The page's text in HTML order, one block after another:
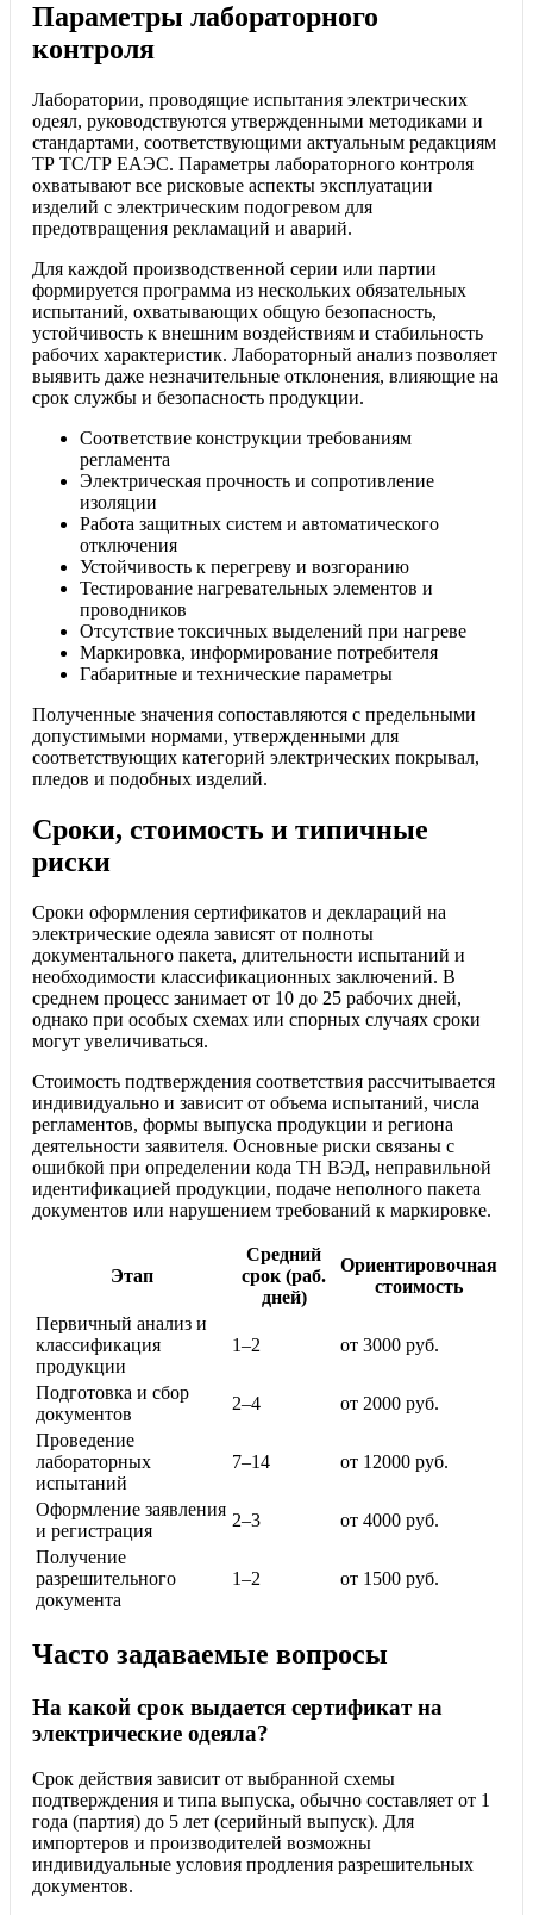
Параметры лабораторного
контроля
Лаборатории, проводящие испытания электрических
одеял, руководствуются утвержденными методиками и
стандартами, соответствующими актуальным редакциям
ТР ТС/ТР ЕАЭС. Параметры лабораторного контроля
охватывают все рисковые аспекты эксплуатации
изделий с электрическим подогревом для
предотвращения рекламаций и аварий.
Для каждой производственной серии или партии
формируется программа из нескольких обязательных
испытаний, охватывающих общую безопасность,
устойчивость к внешним воздействиям и стабильность
рабочих характеристик. Лабораторный анализ позволяет
выявить даже незначительные отклонения, влияющие на
срок службы и безопасность продукции.
Соответствие конструкции требованиям
регламента
Электрическая прочность и сопротивление
изоляции
Работа защитных систем и автоматического
отключения
Устойчивость к перегреву и возгоранию
Тестирование нагревательных элементов и
проводников
Отсутствие токсичных выделений при нагреве
Маркировка, информирование потребителя
Габаритные и технические параметры
Полученные значения сопоставляются с предельными
допустимыми нормами, утвержденными для
соответствующих категорий электрических покрывал,
пледов и подобных изделий.
Сроки, стоимость и типичные
риски
Сроки оформления сертификатов и деклараций на
электрические одеяла зависят от полноты
документального пакета, длительности испытаний и
необходимости классификационных заключений. В
среднем процесс занимает от 10 до 25 рабочих дней,
однако при особых схемах или спорных случаях сроки
могут увеличиваться.
Стоимость подтверждения соответствия рассчитывается
индивидуально и зависит от объема испытаний, числа
регламентов, формы выпуска продукции и региона
деятельности заявителя. Основные риски связаны с
ошибкой при определении кода ТН ВЭД, неправильной
идентификацией продукции, подаче неполного пакета
документов или нарушением требований к маркировке.
Этап
Средний
срок (раб.
дней)
Ориентировочная
стоимость
Первичный анализ и
классификация
продукции
1–2 от 3000 руб.
Подготовка и сбор
документов
2–4
от 2000 руб.
Проведение
лабораторных
испытаний
7–14 от 12000 руб.
Оформление заявления
и регистрация
2–3
от 4000 руб.
Получение
разрешительного
документа
1–2 от 1500 руб.
Часто задаваемые вопросы
На какой срок выдается сертификат на
электрические одеяла?
Срок действия зависит от выбранной схемы
подтверждения и типа выпуска, обычно составляет от 1
года (партия) до 5 лет (серийный выпуск). Для
импортеров и производителей возможны
индивидуальные условия продления разрешительных
документов.